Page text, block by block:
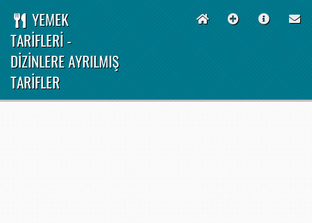
YEMEK
TARİFLERİ -
DİZİNLERE AYRILMIŞ
TARİFLER